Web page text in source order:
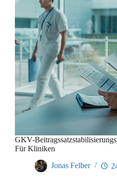
GKV-
Für Kliniken
Jonas Felber